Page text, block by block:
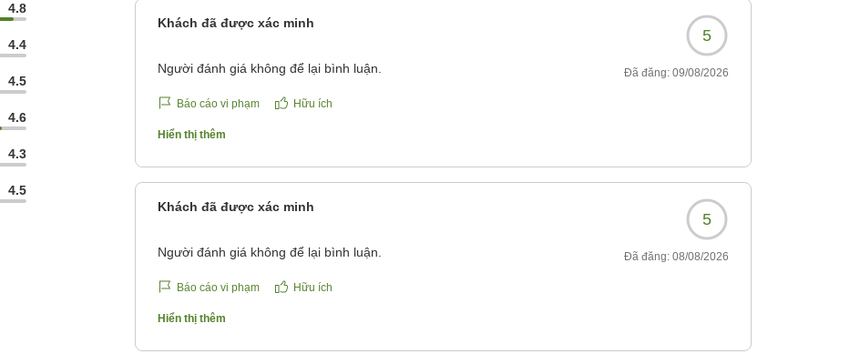
4.8
4.4
4.5
4.6
4.3
4.5
Khách đã được xác minh
5
Người đánh giá không để lại bình luận. Đã đăng: 09/08/2026
Báo cáo vi phạm Hữu ích
Hiển thị thêm
Khách đã được xác minh
5
Người đánh giá không để lại bình luận. Đã đăng: 08/08/2026
Báo cáo vi phạm Hữu ích
Hiển thị thêm